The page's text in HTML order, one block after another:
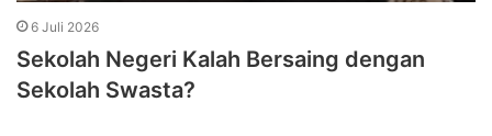
6 Juli 2026
Sekolah Negeri Kalah Bersaing dengan
Sekolah Swasta?